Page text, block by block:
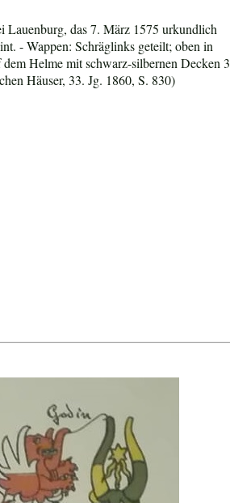
Lauenburg, das 7. März 1575 urkundlich
- Wappen: Schräglinks geteilt; oben in
Helme mit schwarz-silbernen Decken 3
Häuser, 33. Jg. 1860, S. 830)